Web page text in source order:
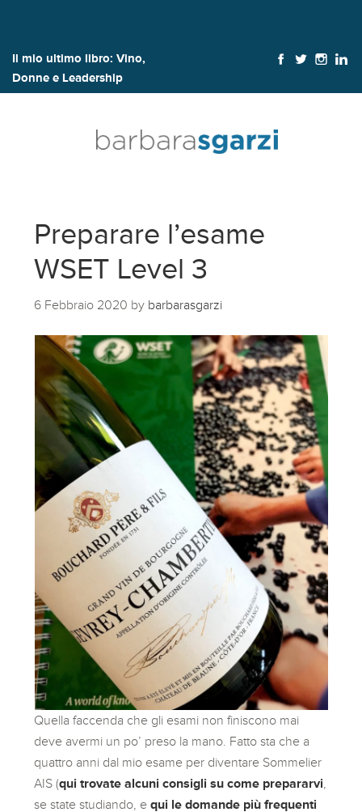
Il mio ultimo libro: Vino,
Donne e Leadership
Preparare l’esame
WSET Level 3
6 Febbraio 2020 by barbarasgarzi
Quella faccenda che gli esami non finiscono mai
deve avermi un po’ preso la mano. Fatto sta che a
quattro anni dal mio esame per diventare Sommelier
AIS (qui trovate alcuni consigli su come prepararvi
se state studiando, equi le domande più frequenti